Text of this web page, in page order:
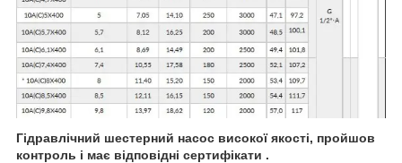
Гідравлічний шестерний насос високої якості, пройшов
контроль і має відповідні сертифікати .